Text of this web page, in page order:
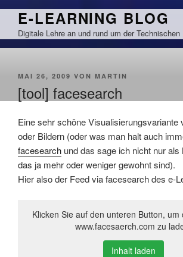
Zum
springen
E-LEARNING BLOG
Digitale Lehre an und rund um der
VERÖFFENTLICHT
MAI 26, 2009 VON MARTIN
[tool] facesearch
Eine sehr schöne Visualisierungsvariante
oder Bildern (oder was man halt auch
facesearch und das sage ich nicht nur
das ja mehr oder weniger gewohnt sind).
Hier also der Feed via facesearch des e-
Klicken Sie auf den unteren Button, um
www.facesaerch.com zu
Inhalt laden